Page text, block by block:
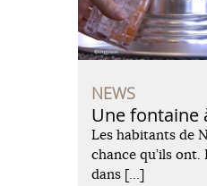
NEWS
Une fontaine
Les habitants de
chance qu’ils
dans […]